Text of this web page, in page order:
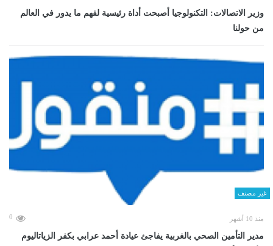
وزير الاتصالات: التكنولوجيا أصبحت أداة رئيسية لفهم ما يدور في العالم
من حولنا
غير مصنف
منذ 10 أشهر 0
مدير التأمين الصحي بالغربية يفاجئ عيادة أحمد عرابي بكفر الزياتاليوم